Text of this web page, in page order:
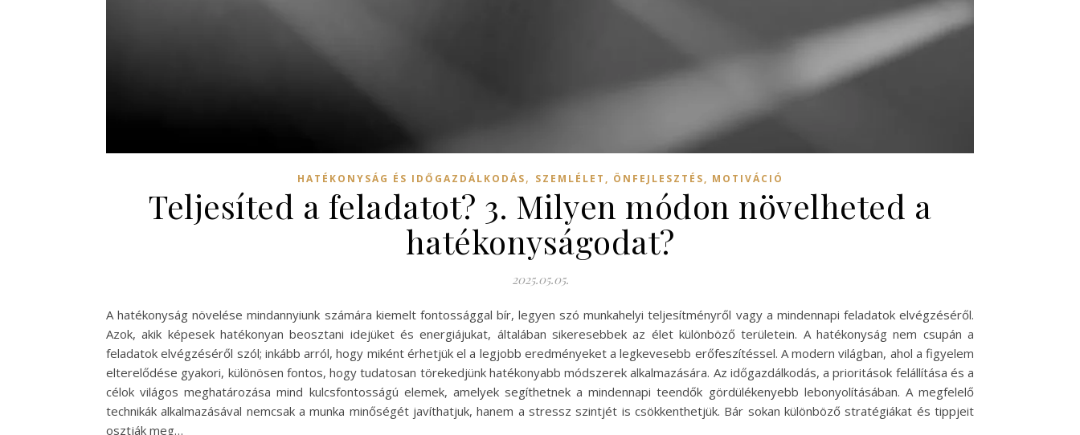
HATÉKONYSÁG ÉS IDŐGAZDÁLKODÁS, SZEMLÉLET, ÖNFEJLESZTÉS, MOTIVÁCIÓ
Teljesíted a feladatot? 3. Milyen módon növelheted a
hatékonyságodat?
2025.05.05.
A hatékonyság növelése mindannyiunk számára kiemelt fontossággal bír, legyen szó munkahelyi teljesítményről vagy a mindennapi feladatok elvégzéséről.
Azok, akik képesek hatékonyan beosztani idejüket és energiájukat, általában sikeresebbek az élet különböző területein. A hatékonyság nem csupán a
feladatok elvégzéséről szól; inkább arról, hogy miként érhetjük el a legjobb eredményeket a legkevesebb erőfeszítéssel. A modern világban, ahol a figyelem
elterelődése gyakori, különösen fontos, hogy tudatosan törekedjünk hatékonyabb módszerek alkalmazására. Az időgazdálkodás, a prioritások felállítása és a
célok világos meghatározása mind kulcsfontosságú elemek, amelyek segíthetnek a mindennapi teendők gördülékenyebb lebonyolításában. A megfelelő
technikák alkalmazásával nemcsak a munka minőségét javíthatjuk, hanem a stressz szintjét is csökkenthetjük. Bár sokan különböző stratégiákat és tippjeit
osztják meg…